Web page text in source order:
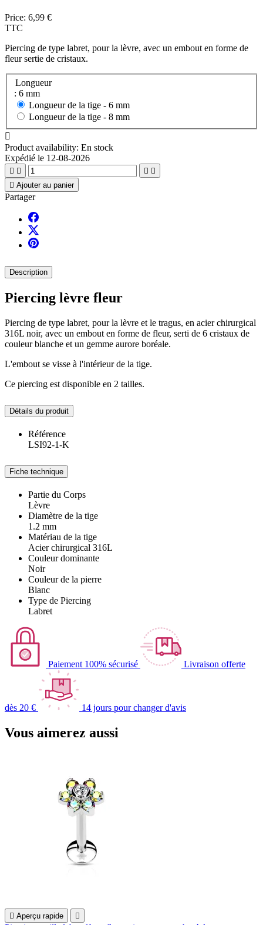
Price: 6,99 €
TTC
Piercing de type labret, pour la lèvre, avec un embout en forme de
fleur sertie de cristaux.
Longueur
: 6 mm
Longueur de la tige - 6 mm
Longueur de la tige - 8 mm

Product availability: En stock
Expédié le 12-08-2026
   
 Ajouter au panier
Partager
Description
Piercing lèvre fleur
Piercing de type labret, pour la lèvre et le tragus, en acier chirurgical
316L noir, avec un embout en forme de fleur, serti de 6 cristaux de
couleur blanche et un gemme aurore boréale.
L'embout se visse à l'intérieur de la tige.
Ce piercing est disponible en 2 tailles.
Détails du produit
Référence
LSI92-1-K
Fiche technique
Partie du Corps
Lèvre
Diamètre de la tige
1.2 mm
Matériau de la tige
Acier chirurgical 316L
Couleur dominante
Noir
Couleur de la pierre
Blanc
Type de Piercing
Labret
Paiement 100% sécurisé Livraison offerte
dès 20 € 14 jours pour changer d'avis
Vous aimerez aussi
 Aperçu rapide 